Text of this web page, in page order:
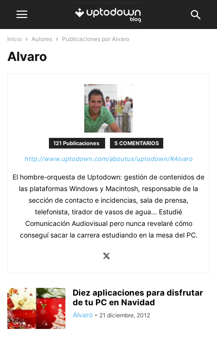
Inicio Autores Publicaciones por Alvaro
Alvaro
121 Publicaciones 5 COMENTARIOS
http://www.uptodown.com/aboutus/uptodown/#Alvaro
El hombre-orquesta de Uptodown: gestión de contenidos de
las plataformas Windows y Macintosh, responsable de la
sección de contacto e incidencias, sala de prensa,
telefonista, tirador de vasos de agua... Estudié
Comunicación Audiovisual pero nunca revelaré cómo
conseguí sacar la carrera estudiando en la mesa del PC.
Diez aplicaciones para disfrutar
de tu PC en Navidad
Alvaro - 21 diciembre, 2012